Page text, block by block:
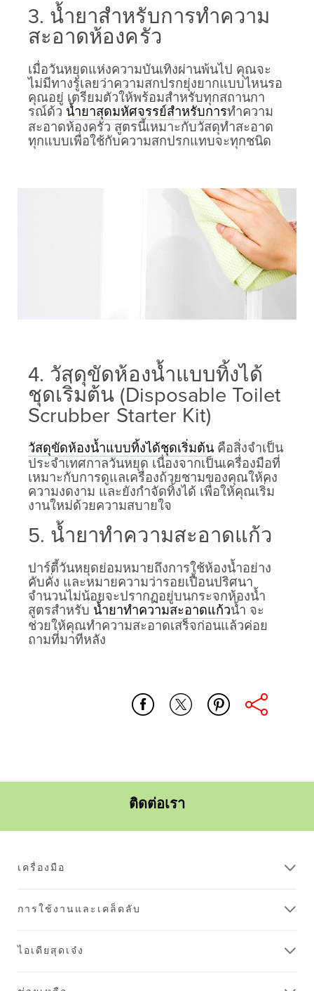
3. น้ำยาสำหรับการทำความ
สะอาดห้องครัว
เมื่อวันหยุดแห่งความบันเทิงผ่านพ้นไป คุณจะ
ไม่มีทางรู้เลยว่าความสกปรกยุ่งยากแบบไหนรอ
คุณอยู่ เตรียมตัวให้พร้อมสำหรับทุกสถานกา
รณ์ด้ว น้ำยาสุดมหัศจรรย์สำหรับการทำความ
สะอาดห้องครัว สูตรนี้เหมาะกับวัสดุทำสะอาด
ทุกแบบเพื่อใช้กับความสกปรกแทบจะทุกชนิด
4. วัสดุขัดห้องน้ำแบบทิ้งได้
ชุดเริ่มต้น (Disposable Toilet
Scrubber Starter Kit)
วัสดุขัดห้องน้ำแบบทิ้งได้ชุดเริ่มต้น คือสิ่งจำเป็น
ประจำเทศกาลวันหยุด เนื่องจากเป็นเครื่องมือที่
เหมาะกับการดูแลเครื่องถ้วยชามของคุณให้คง
ความงดงาม และยังกำจัดทิ้งได้ เพื่อให้คุณเริ่ม
งานใหม่ด้วยความสบายใจ
5. น้ำยาทำความสะอาดแก้ว
ปาร์ตี้วันหยุดย่อมหมายถึงการใช้ห้องน้ำอย่าง
คับคั่ง และหมายความว่ารอยเปื้อนปริศนา
จำนวนไม่น้อยจะปรากฏอยู่บนกระจกห้องน้ำ
สูตรสำหรับ น้ำยาทำความสะอาดแก้วน้ำ จะ
ช่วยให้คุณทำความสะอาดเสร็จก่อนแล้วค่อย
ถามที่มาทีหลัง
ติดต่อเรา
เครื่องมือ
การใช้งานและเคล็ดลับ
ไอเดียสุดเจ๋ง